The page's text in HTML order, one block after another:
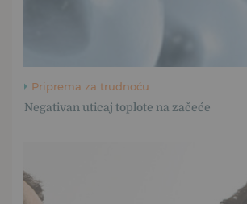
Priprema za trudnoću
Negativan uticaj toplote na začeće